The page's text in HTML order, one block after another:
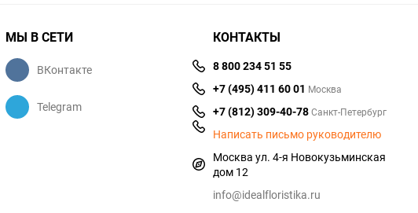
МЫ В СЕТИ
ВКонтакте
Telegram
КОНТАКТЫ
8 800 234 51 55
+7 (495) 411 60 01 Москва
+7 (812) 309-40-78Санкт-Петербург
Написать письмо руководителю
Москва ул. 4-я Новокузьминская
дом 12
info@idealfloristika.ru